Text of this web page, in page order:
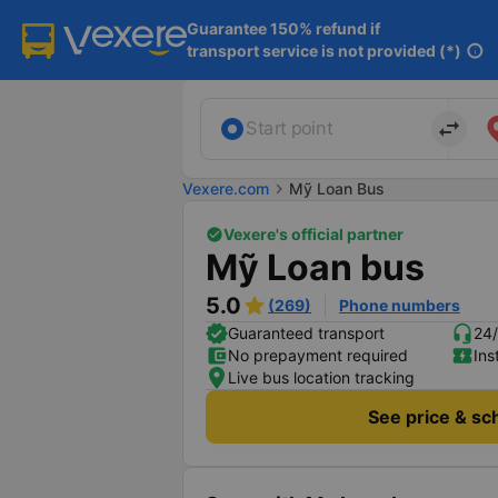
Guarantee 150% refund if
transport service is not provided (*) info
Start point import_export
Vexere.com chevron_right Mỹ Loan Bus
Vexere's official partner
Mỹ Loan bus
5.0 (269)
Phone numbers
Guaranteed transport
No prepayment required
Live bus location tracking
See price &